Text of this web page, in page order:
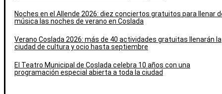
Noches en el Allende 2026: diez conciertos gratuitos para llenar
música las noches de verano en Coslada
Verano Coslada 2026: más de 40 actividades gratuitas llenarán la
ciudad de cultura y ocio hasta septiembre
El Teatro Municipal de Coslada celebra 10 años con una
programación especial abierta a toda la ciudad